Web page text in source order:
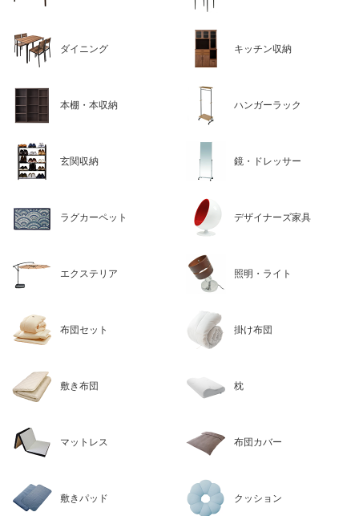
ダイニング キッチン収納
本棚・本収納 ハンガーラック
玄関収納 鏡・ドレッサー
ラグカーペット デザイナーズ家具
エクステリア 照明・ライト
布団セット 掛け布団
敷き布団 枕
マットレス 布団カバー
敷きパッド クッション